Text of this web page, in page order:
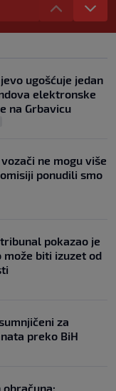
svojim članicama
rukovodstvo i
dva gola u pobjedi
historiju Leagues
ugošćuje jedan
elektronske
na Grbavicu
ne mogu više
ponudili smo
pokazao je
može biti izuzet od
za
preko BiH
obračuna: